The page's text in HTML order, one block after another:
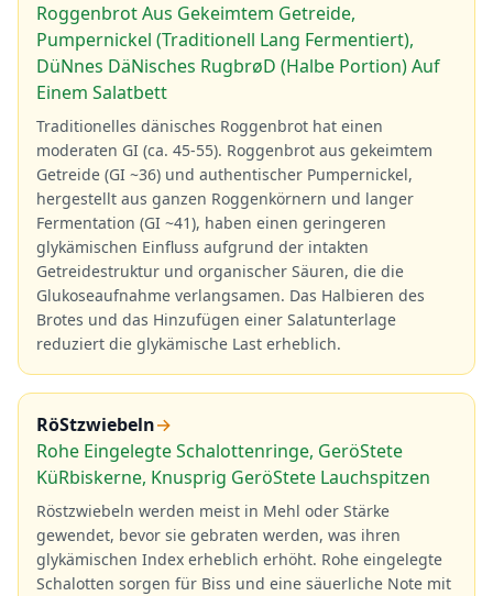
Roggenbrot Aus Gekeimtem Getreide,
Pumpernickel (Traditionell Lang Fermentiert),
DüNnes DäNisches RugbrøD (Halbe Portion) Auf
Einem Salatbett
Traditionelles dänisches Roggenbrot hat einen
moderaten GI (ca. 45-55). Roggenbrot aus gekeimtem
Getreide (GI ~36) und authentischer Pumpernickel,
hergestellt aus ganzen Roggenkörnern und langer
Fermentation (GI ~41), haben einen geringeren
glykämischen Einfluss aufgrund der intakten
Getreidestruktur und organischer Säuren, die die
Glukoseaufnahme verlangsamen. Das Halbieren des
Brotes und das Hinzufügen einer Salatunterlage
reduziert die glykämische Last erheblich.
RöStzwiebeln→
Rohe Eingelegte Schalottenringe, GeröStete
KüRbiskerne, Knusprig GeröStete Lauchspitzen
Röstzwiebeln werden meist in Mehl oder Stärke
gewendet, bevor sie gebraten werden, was ihren
glykämischen Index erheblich erhöht. Rohe eingelegte
Schalotten sorgen für Biss und eine säuerliche Note mit